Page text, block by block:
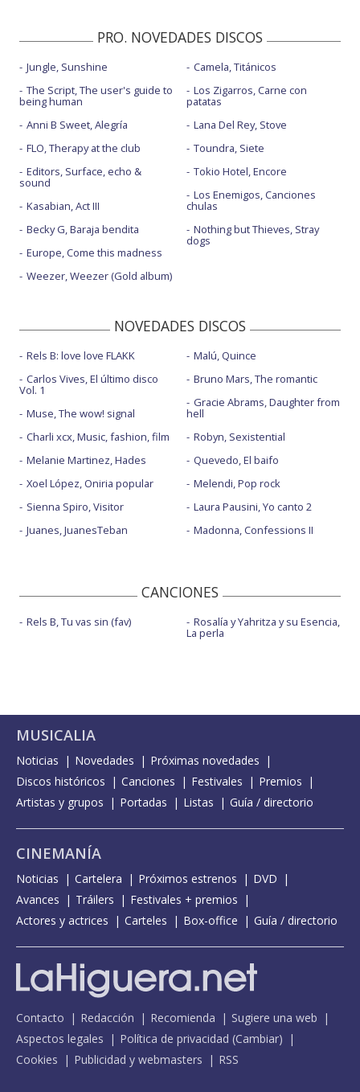
PRO. NOVEDADES DISCOS
Jungle, Sunshine
The Script, The user's guide to
being human
Anni B Sweet, Alegría
FLO, Therapy at the club
Editors, Surface, echo &
sound
Kasabian, Act III
Becky G, Baraja bendita
Europe, Come this madness
Weezer, Weezer (Gold album)
Camela, Titánicos
Los Zigarros, Carne con
patatas
Lana Del Rey, Stove
Toundra, Siete
Tokio Hotel, Encore
Los Enemigos, Canciones
chulas
Nothing but Thieves, Stray
dogs
NOVEDADES DISCOS
Rels B: love love FLAKK
Carlos Vives, El último disco
Vol. 1
Muse, The wow! signal
Charli xcx, Music, fashion, film
Melanie Martinez, Hades
Xoel López, Oniria popular
Sienna Spiro, Visitor
Juanes, JuanesTeban
Malú, Quince
Bruno Mars, The romantic
Gracie Abrams, Daughter from
hell
Robyn, Sexistential
Quevedo, El baifo
Melendi, Pop rock
Laura Pausini, Yo canto 2
Madonna, Confessions II
CANCIONES
Rels B, Tu vas sin (fav) Rosalía y Yahritza y su Esencia,
La perla
MUSICALIA
Noticias Novedades
Próximas novedades
Discos históricos
Canciones Festivales
Premios
Artistas y grupos
Portadas Listas Guía / directorio
CINEMANÍA
Noticias Cartelera Próximos estrenos
DVD
Avances
Tráilers
Festivales + premios
Actores y actrices
Carteles Box-office Guía / directorio
Contacto Redacción Recomienda
Sugiere una web
Aspectos legales
Política de privacidad (Cambiar)
Cookies
Publicidad y webmasters RSS